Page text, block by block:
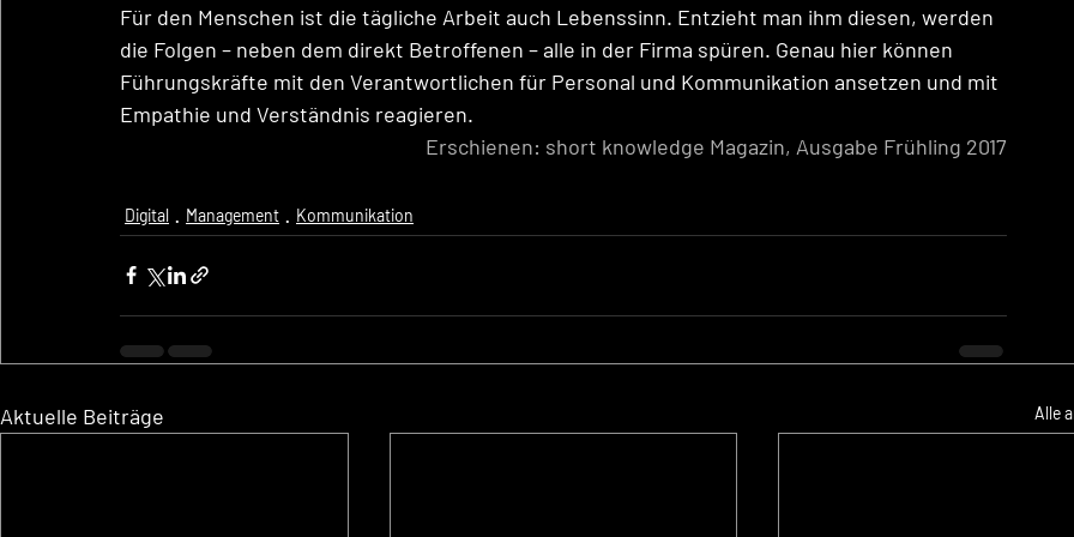
Für den Menschen ist die tägliche Arbeit auch Lebenssinn. Entzieht man ihm diesen, werden
die Folgen – neben dem direkt Betroffenen – alle in der Firma spüren. Genau hier können
Führungskräfte mit den Verantwortlichen für Personal und Kommunikation ansetzen und mit
Empathie und Verständnis reagieren.
Erschienen: short knowledge Magazin, Ausgabe Frühling 2017
Digital Management Kommunikation
Aktuelle Beiträge Alle